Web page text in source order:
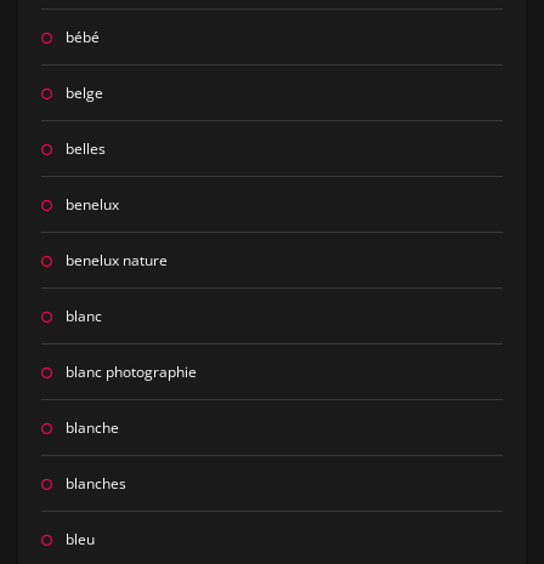
bébé
belge
belles
benelux
benelux nature
blanc
blanc photographie
blanche
blanches
bleu